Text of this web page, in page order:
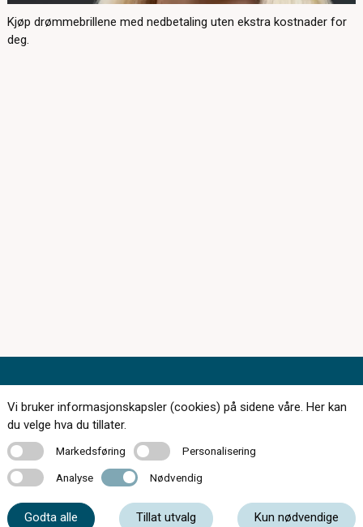
Kjøp drømmebrillene med nedbetaling uten ekstra kostnader for
deg.
174 butikker over hele landet
Kontakt oss
Om c)optikk
Vi bruker informasjonskapsler (cookies) på sidene våre. Her kan
du velge hva du tillater.
MarkedsføringMarkedsføring PersonaliseringPersonalisering
Analyse Analyse Nødvendig Nødvendig
Godta alle Tillat utvalg Kun nødvendige